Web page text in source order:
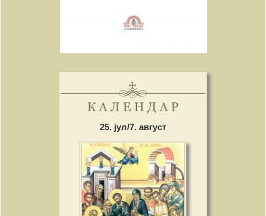
25. јул/7. август